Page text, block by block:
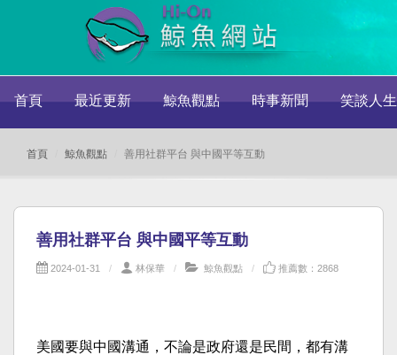
首頁 最近更新 鯨魚觀點 時事新聞 笑談人生
首頁 鯨魚觀點 善用社群平台 與中國平等互動
善用社群平台 與中國平等互動
2024-01-31 林保華 鯨魚觀點 推薦數：2868
美國要與中國溝通，不論是政府還是民間，都有溝